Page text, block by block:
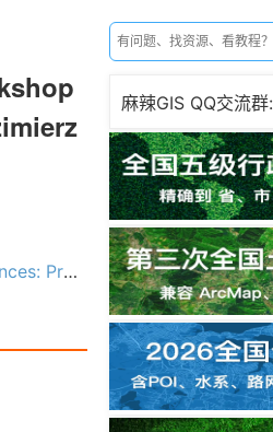
Dolny, Poland 2
麻辣GIS QQ交流群: